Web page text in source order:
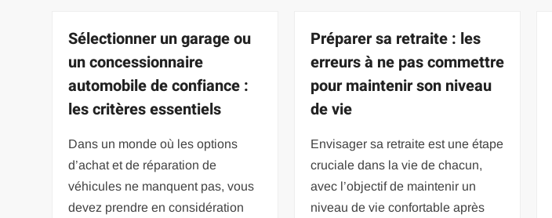
Sélectionner un garage ou
un concessionnaire
automobile de confiance :
les critères essentiels
Dans un monde où les options
d’achat et de réparation de
véhicules ne manquent pas, vous
devez prendre en considération
Préparer sa retraite : les
erreurs à ne pas commettre
pour maintenir son niveau
de vie
Envisager sa retraite est une étape
cruciale dans la vie de chacun,
avec l’objectif de maintenir un
niveau de vie confortable après